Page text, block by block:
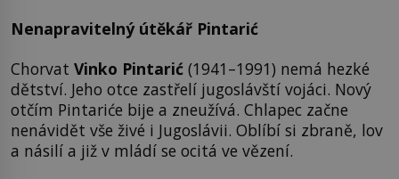
Nenapravitelný útěkář Pintarić
Chorvat Vinko Pintarić (1941–1991) nemá hezké
dětství. Jeho otce zastřelí jugoslávští vojáci. Nový
otčím Pintariće bije a zneužívá. Chlapec začne
nenávidět vše živé i Jugoslávii. Oblíbí si zbraně, lov
a násilí a již v mládí se ocitá ve vězení.